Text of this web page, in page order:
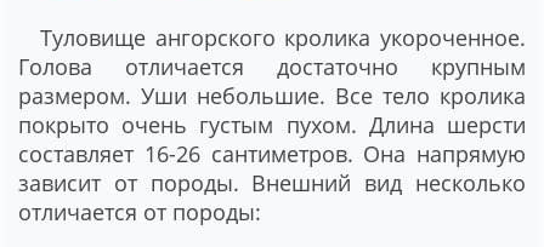
Туловище ангорского кролика укороченное.
Голова отличается достаточно крупным
размером. Уши небольшие. Все тело кролика
покрыто очень густым пухом. Длина шерсти
составляет 16-26 сантиметров. Она напрямую
зависит от породы. Внешний вид несколько
отличается от породы: